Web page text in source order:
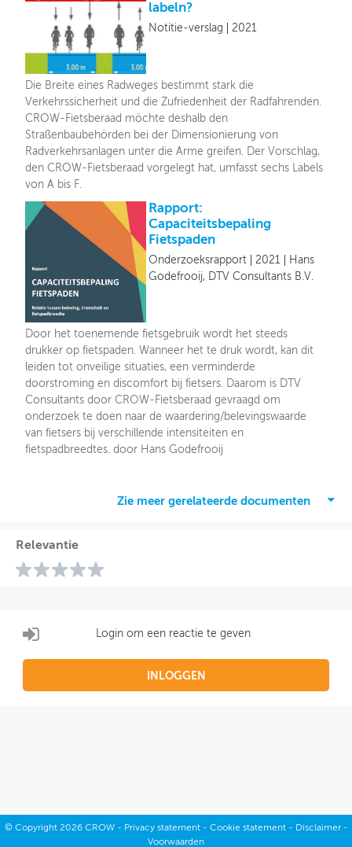
labeln?
Notitie-verslag 2021
Die Breite eines Radweges bestimmt stark die
Verkehrssicherheit und die Zufriedenheit der Radfahrenden.
CROW-Fietsberaad möchte deshalb den
Straßenbaubehörden bei der Dimensionierung von
Radverkehrsanlagen unter die Arme greifen. Der Vorschlag,
den CROW-Fietsberaad vorgelegt hat, umfasst sechs Labels
von A bis F.
Rapport:
Capaciteitsbepaling
Fietspaden
Onderzoeksrapport 2021
Hans
Godefrooij, DTV Consultants B.V.
Door het toenemende fietsgebruik wordt het steeds
drukker op fietspaden. Wanneer het te druk wordt, kan dit
leiden tot onveilige situaties, een verminderde
doorstroming en discomfort bij fietsers. Daarom is DTV
Consultants door CROW-Fietsberaad gevraagd om
onderzoek te doen naar de waardering/belevingswaarde
van fietsers bij verschillende intensiteiten en
fietspadbreedtes. door Hans Godefrooij
Zie meer gerelateerde documenten
Relevantie
Login om een reactie te geven
INLOGGEN
© Copyright2026 CROW - Privacy statement- Cookie statement- Disclaimer-
Voorwaarden